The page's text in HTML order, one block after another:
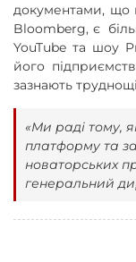
документами, що
Bloomberg, є
YouTube та шоу
його
зазнають
«Ми раді тому,
платформу та
новаторських
генеральний